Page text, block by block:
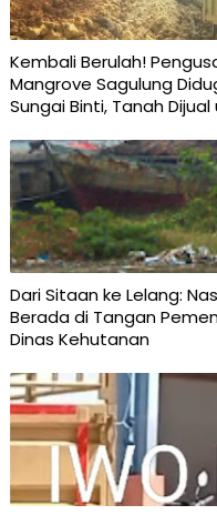
Kembali Berulah!
Mangrove Sagulung
Sungai Binti, Tanah
Dari Sitaan ke Lelang:
Berada di Tangan
Dinas Kehutanan